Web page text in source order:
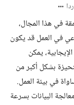
في هذا المجال،
في العمل قد يكون
يمكن
بشكل أكبر من
في بيئة العمل.
البيانات بسرعة